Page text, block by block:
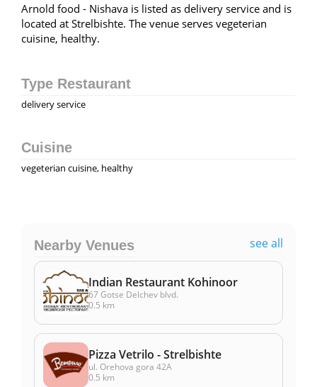
Arnold food - Nishava is listed as delivery service and is
located at Strelbishte. The venue serves vegeterian
cuisine, healthy.
Type Restaurant
delivery service
Cuisine
vegeterian cuisine, healthy
Nearby Venues see all
Indian Restaurant Kohinoor
67 Gotse Delchev blvd.
0.5 km
Pizza Vetrilo - Strelbishte
ul. Orehova gora 42A
0.5 km